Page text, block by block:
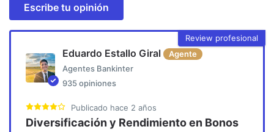
Escribe tu opinión
Review profesional
Eduardo Estallo Giral
Agente
Agentes Bankinter
935 opiniones
Publicado hace 2 años
Diversificación y Rendimiento en Bonos